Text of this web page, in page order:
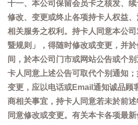
十一、本公司保留会员卡之核发、
修改、变更或终止各项持卡人权益
相关服务之权利。持卡人同意本公
暨规则」，得随时修改或变更，并
间，於本公司门市或网站公告或个
卡人同意上述公告可取代个别通知
变更，应以电话或Email通知诚品顾
商相关事宜，持卡人同意若未於前
同意修改或变更。有关本卡各项最新